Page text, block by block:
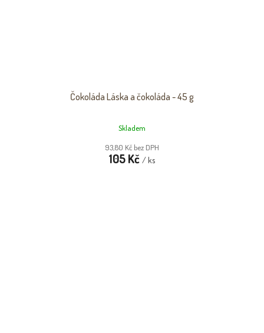
Čokoláda Láska a čokoláda - 45 g
Skladem
93,80 Kč bez DPH
105 Kč / ks